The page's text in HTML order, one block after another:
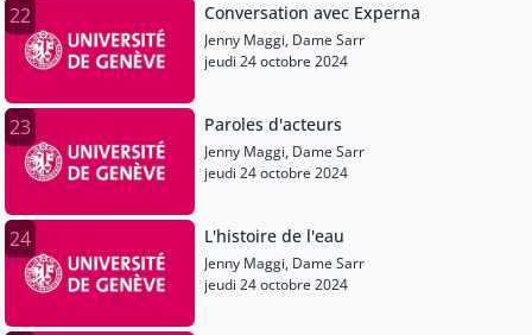
22 Conversation avec Experna
Jenny Maggi, Dame Sarr
jeudi 24 octobre 2024
23 Paroles d'acteurs
Jenny Maggi, Dame Sarr
jeudi 24 octobre 2024
24 L'histoire de l'eau
Jenny Maggi, Dame Sarr
jeudi 24 octobre 2024